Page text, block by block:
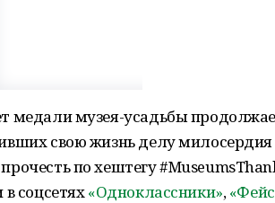
медали музея-усадьбы
свою жизнь делу
по хештегу
в соцсетях«Одноклассники»,